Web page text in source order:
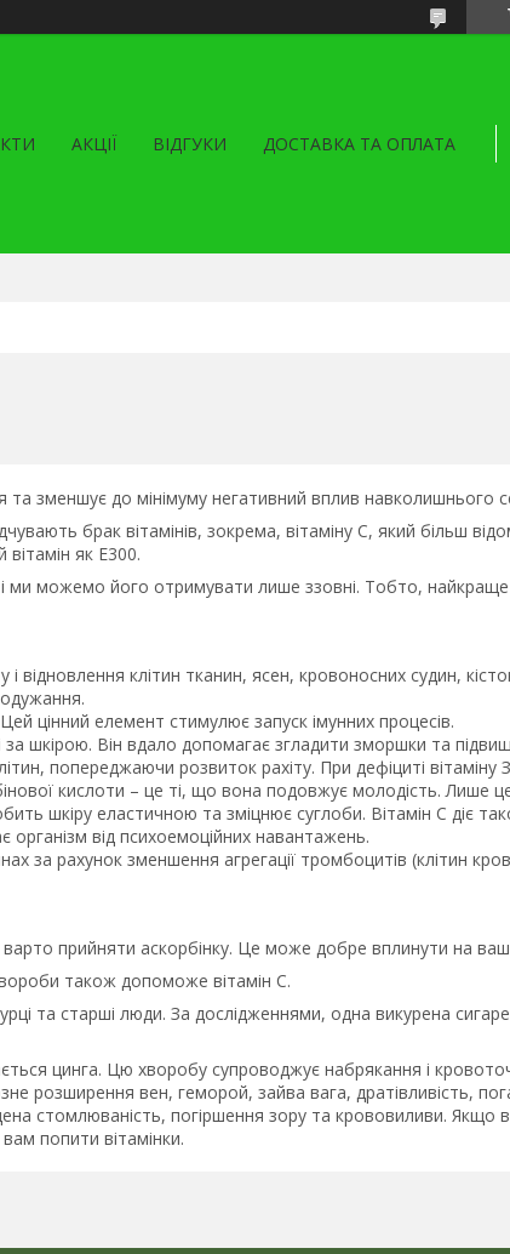
АКЦІЇ ВІДГУКИ ДОСТАВКА ТА ОПЛАТА
та зменшує до мінімуму негативний вплив навколишнього
брак вітамінів, зокрема, вітаміну С, який більш
як E300.
ми можемо його отримувати лише ззовні. Тобто,
відновлення клітин тканин, ясен, кровоносних судин,
Цей цінний елемент стимулює запуск імунних процесів.
шкірою. Він вдало допомагає згладити зморшки та
попереджаючи розвиток рахіту. При дефіциті
кислоти – це ті, що вона подовжує молодість. Лише
шкіру еластичною та зміцнює суглоби. Вітамін С діє
від психоемоційних навантажень.
за рахунок зменшення агрегації тромбоцитів (клітин
варто прийняти аскорбінку. Це може добре вплинути на
також допоможе вітамін С.
та старші люди. За дослідженнями, одна викурена
цинга. Цю хворобу супроводжує набрякання і
розширення вен, геморой, зайва вага, дратівливість,
стомлюваність, погіршення зору та крововиливи. Якщо
попити вітамінки.